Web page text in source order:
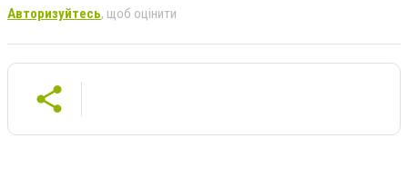
Авторизуйтесь, щоб оцінити